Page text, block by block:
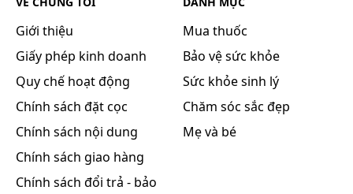
Giới thiệu
Giấy phép kinh doanh
Quy chế hoạt động
Chính sách đặt cọc
Chính sách nội dung
Chính sách giao hàng
Chính sách đổi trả - bảo
Mua thuốc
Bảo vệ sức khỏe
Sức khỏe sinh lý
Chăm sóc sắc đẹp
Mẹ và bé